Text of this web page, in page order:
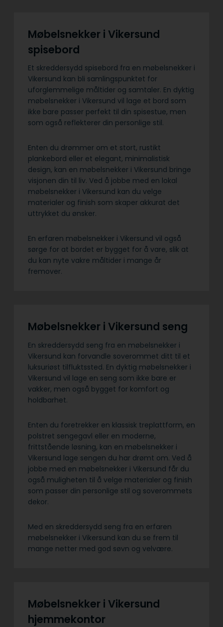
Møbelsnekker i Vikersund
spisebord
Et skreddersydd spisebord fra en møbelsnekker i
Vikersund kan bli samlingspunktet for
uforglemmelige måltider og samtaler. En dyktig
møbelsnekker i Vikersund vil lage et bord som
ikke bare passer perfekt til din spisestue, men
som også reflekterer din personlige stil.
Enten du drømmer om et stort, rustikt
plankebord eller et elegant, minimalistisk
design, kan en møbelsnekker i Vikersund bringe
visjonen din til liv. Ved å jobbe med en lokal
møbelsnekker i Vikersund kan du velge
materialer og finish som skaper akkurat det
uttrykket du ønsker.
En erfaren møbelsnekker i Vikersund vil også
sørge for at bordet er bygget for å vare, slik at
du kan nyte vakre måltider i mange år
fremover.
Møbelsnekker i Vikersund seng
En skreddersydd seng fra en møbelsnekker i
Vikersund kan forvandle soverommet ditt til et
luksuriøst tilfluktssted. En dyktig møbelsnekker i
Vikersund vil lage en seng som ikke bare er
vakker, men også bygget for komfort og
holdbarhet.
Enten du foretrekker en klassisk treplattform, en
polstret sengegavl eller en moderne,
frittstående løsning, kan en møbelsnekker i
Vikersund lage sengen du har drømt om. Ved å
jobbe med en møbelsnekker i Vikersund får du
også muligheten til å velge materialer og finish
som passer din personlige stil og soverommets
dekor.
Med en skreddersydd seng fra en erfaren
møbelsnekker i Vikersund kan du se frem til
mange netter med god søvn og velvære.
Møbelsnekker i Vikersund
hjemmekontor